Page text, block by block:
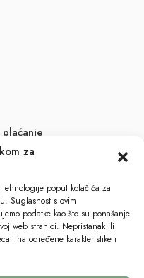
za
poput kolačića za
Suglasnost s ovim
podatke kao što su ponašanje
web stranici. Nepristanak ili
na određene karakteristike i